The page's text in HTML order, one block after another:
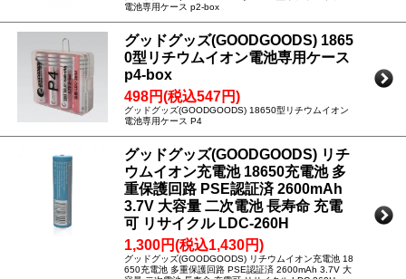
電池専用ケース p2-box
グッドグッズ(GOODGOODS) 1865
0型リチウムイオン電池専用ケース
p4-box
498円(税込547円)
グッドグッズ(GOODGOODS) 18650型リチウムイオン
電池専用ケース P4
グッドグッズ(GOODGOODS) リチ
ウムイオン充電池 18650充電池 多
重保護回路 PSE認証済 2600mAh
3.7V 大容量 二次電池 長寿命 充電
可 リサイクル LDC-260H
1,300円(税込1,430円)
グッドグッズ(GOODGOODS) リチウムイオン充電池 18
650充電池 多重保護回路 PSE認証済 2600mAh 3.7V 大